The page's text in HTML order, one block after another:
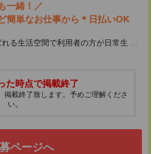
一緒！／
簡単なお仕事から＊日払いOK
れる生活空間で利用者の方が日常生 ...
た時点で掲載終了
掲載終了致します。予めご理解くださ
い。
ページへ